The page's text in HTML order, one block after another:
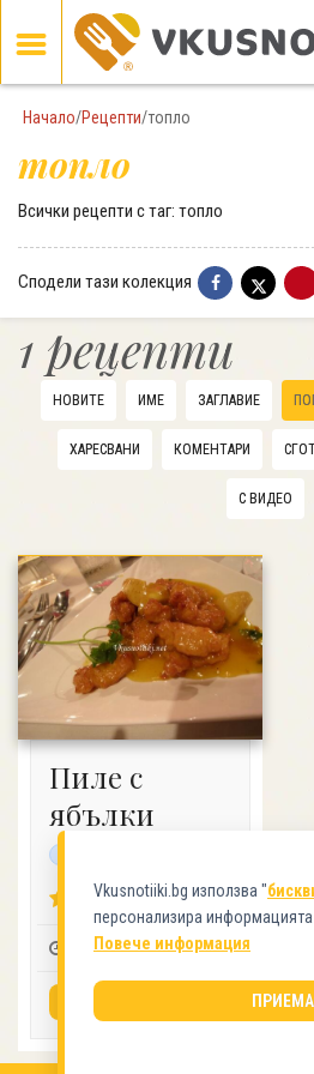
Начало/Рецепти/топло
топло
Всички рецепти с таг: топло
Сподели тази колекция
1 рецепти
НОВИТЕ ИМЕ ЗАГЛАВИЕ
ХАРЕСВАНИ КОМЕНТАРИ
С ВИДЕО
Пиле с
ябълки
4.56 (8)
0:10 6-8 2
Vkusnotiiki.bg използва "
персонализира информацията
Повече информация